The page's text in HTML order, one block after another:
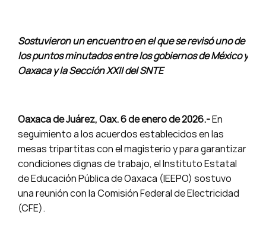
Sostuvieron un encuentro en el que se revisó uno de
los puntos minutados entre los gobiernos de México y
Oaxaca y la Sección XXII del SNTE
Oaxaca de Juárez, Oax. 6 de enero de 2026.-En
seguimiento a los acuerdos establecidos en las
mesas tripartitas con el magisterio y para garantizar
condiciones dignas de trabajo, el Instituto Estatal
de Educación Pública de Oaxaca (IEEPO) sostuvo
una reunión con la Comisión Federal de Electricidad
(CFE).